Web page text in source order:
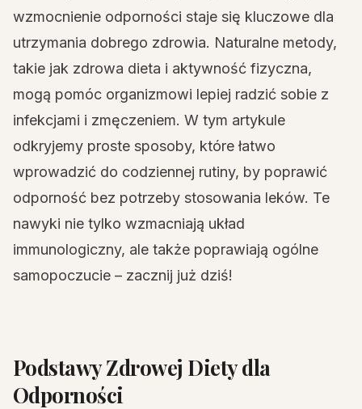
wzmocnienie odporności staje się kluczowe dla
utrzymania dobrego zdrowia. Naturalne metody,
takie jak zdrowa dieta i aktywność fizyczna,
mogą pomóc organizmowi lepiej radzić sobie z
infekcjami i zmęczeniem. W tym artykule
odkryjemy proste sposoby, które łatwo
wprowadzić do codziennej rutiny, by poprawić
odporność bez potrzeby stosowania leków. Te
nawyki nie tylko wzmacniają układ
immunologiczny, ale także poprawiają ogólne
samopoczucie – zacznij już dziś!
Podstawy Zdrowej Diety dla
Odporności